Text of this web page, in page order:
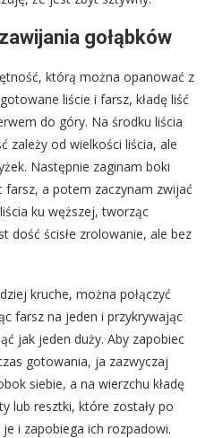
gołąbków
którą można opanować z
liście i farsz, kładę liść
do góry. Na środku liścia
zależy od wielkości liścia, ale
Następnie zaginam boki
farsz, a potem zaczynam zwijać
ku węższej, tworząc
dość ścisłe zrolowanie, ale bez
kruche, można połączyć
farsz na jeden i przykrywając
jak jeden duży. Aby zapobiec
gotowania, ja zazwyczaj
siebie, a na wierzchu kładę
lub resztki, które zostały po
i zapobiega ich rozpadowi.